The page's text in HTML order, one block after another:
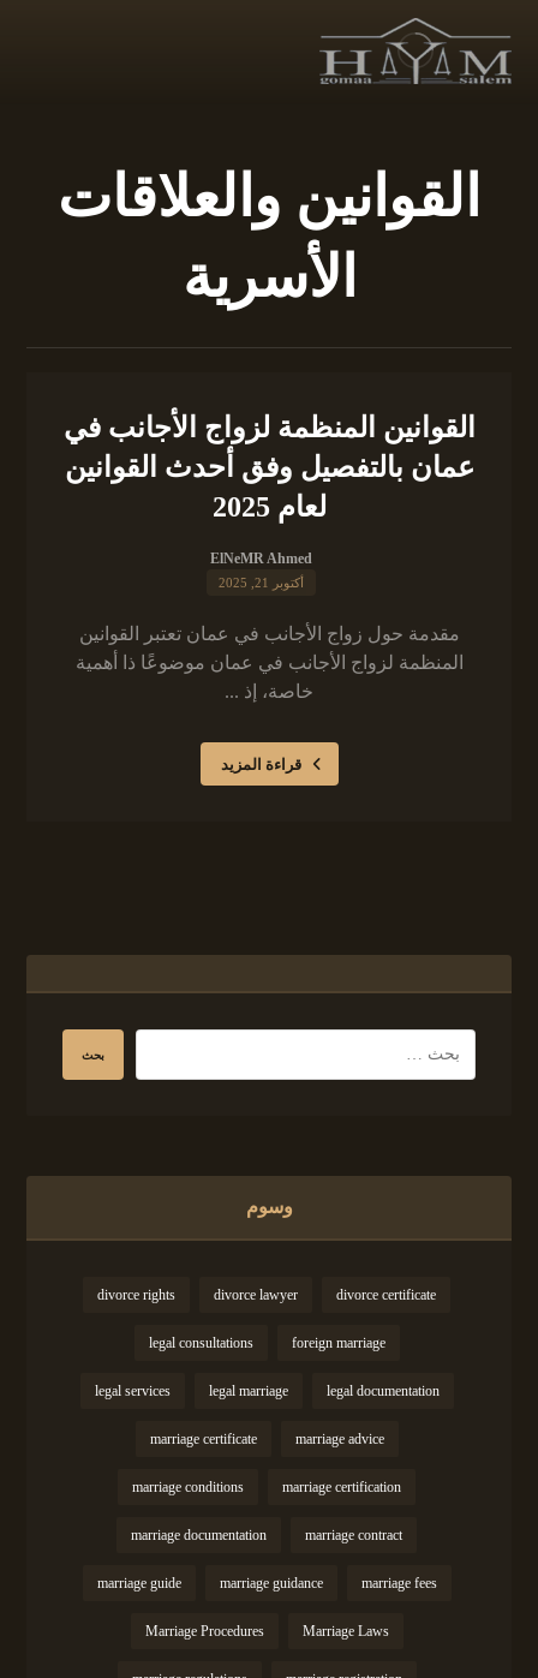
القوانين والعلاقات
الأسرية
القوانين المنظمة لزواج الأجانب في
عمان بالتفصيل وفق أحدث القوانين
لعام 2025
ElNeMR Ahmed
أكتوبر 21, 2025
مقدمة حول زواج الأجانب في عمان تعتبر القوانين
المنظمة لزواج الأجانب في عمان موضوعًا ذا أهمية
خاصة، إذ ...
قراءة المزيد
وسوم
divorce certificate
divorce lawyer
divorce rights
foreign marriage
legal consultations
legal documentation
legal marriage
legal services
marriage advice
marriage certificate
marriage certification
marriage conditions
marriage contract
marriage documentation
marriage fees
marriage guidance
marriage guide
Marriage Laws
Marriage Procedures